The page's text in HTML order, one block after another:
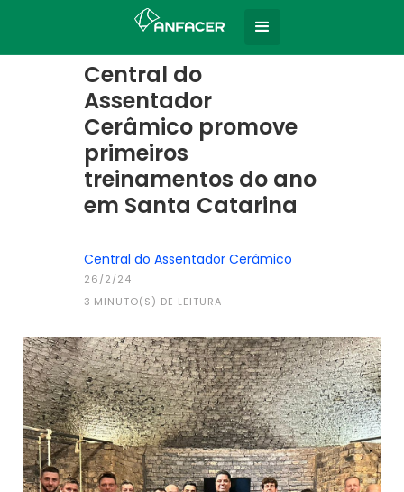
Todas as notícias
Central do
Assentador
Cerâmico promove
primeiros
treinamentos do ano
em Santa Catarina
Central do Assentador Cerâmico
26/2/24
3 MINUTO(S) DE LEITURA